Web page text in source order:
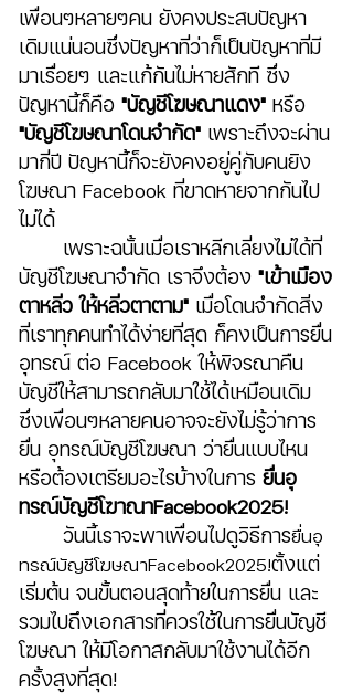
เพื่อนๆหลายๆคน ยังคงประสบปัญหา
เดิมแน่นอนซึ่งปัญหาที่ว่าก็เป็นปัญหาที่มี
มาเรื่อยๆ และแก้กันไม่หายสักที ซึ่ง
ปัญหานี้ก็คือ "บัญชีโฆษณาแดง" หรือ
"บัญชีโฆษณาโดนจำกัด" เพราะถึงจะผ่าน
มากี่ปี ปัญหานี้ก็จะยังคงอยู่คู่กับคนยิง
โฆษณา Facebook ที่ขาดหายจากกันไป
ไม่ได้
บัญชีโฆษณาจำกัด เราจึงต้อง "เข้าเมือง
ตาหลิ่ว ให้หลิ่วตาตาม" เมื่อโดนจำกัดสิ่ง
ที่เราทุกคนทำได้ง่ายที่สุด ก็คงเป็นการยื่น
อุทรณ์ ต่อ Facebook ให้พิจรณาคืน
บัญชีให้สามารถกลับมาใช้ได้เหมือนเดิม
ซึ่งเพื่อนๆหลายคนอาจจะยังไม่รู้ว่าการ
ยื่น อุทรณ์บัญชีโฆษณา ว่ายื่นแบบไหน
หรือต้องเตรียมอะไรบ้างในการ ยื่นอุ
ทรณ์บัญชีโฆาณาFacebook2025!
	วันนี้เราจะพาเพื่อนไปดูวิธีการ
ยื่นอุ
ทรณ์บัญชีโฆษณาFacebook2025!ตั้งแต่
เริ่มต้น จนขั้นตอนสุดท้ายในการยื่น และ
รวมไปถึงเอกสารที่ควรใช้ในการยื่นบัญชี
โฆษณา ให้มีโอกาสกลับมาใช้งานได้อีก
ครั้งสูงที่สุด!